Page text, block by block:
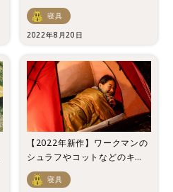
って気づいた5つの魅力
寝具
2022年8月20日
【2022年新作】ワークマンの
シュラフやコットなどのキャ
ンプ用寝具一挙紹介！
寝具